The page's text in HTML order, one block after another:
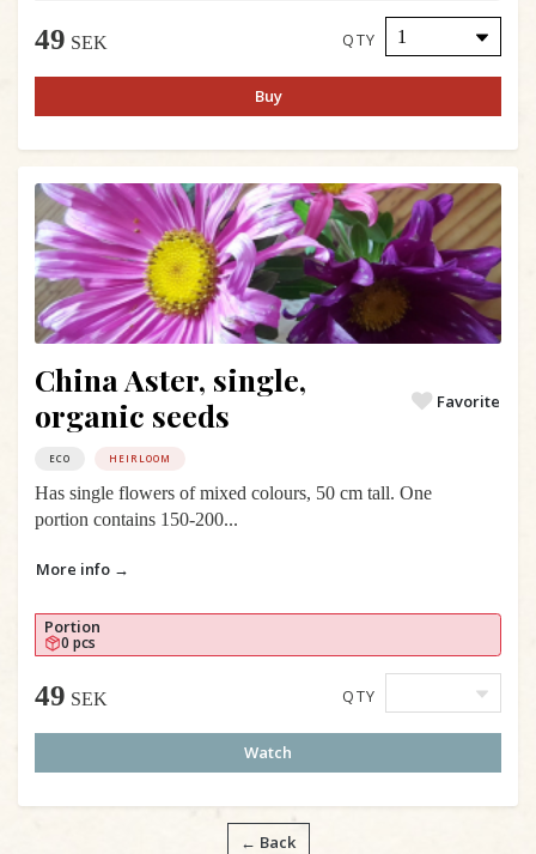
49 SEK QTY
Buy
China Aster, single,
organic seeds
Favorite
ECO HEIRLOOM
Has single flowers of mixed colours, 50 cm tall. One
portion contains 150-200...
More info →
Portion
0 pcs
49 SEK QTY
Watch
← Back